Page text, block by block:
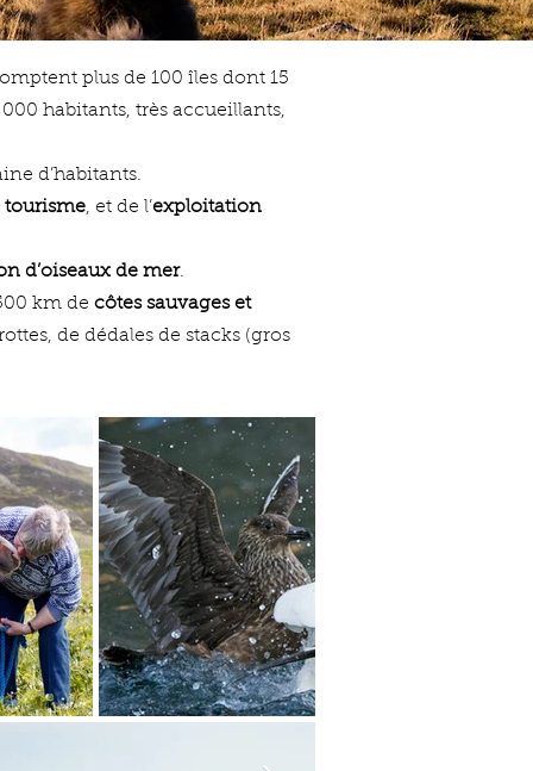
plus de 100 îles dont 15
habitants, très accueillants,
d’habitants.
tourisme, et de l’exploitation
d’oiseaux de mer.
km de côtes sauvages et
de dédales de stacks (gros